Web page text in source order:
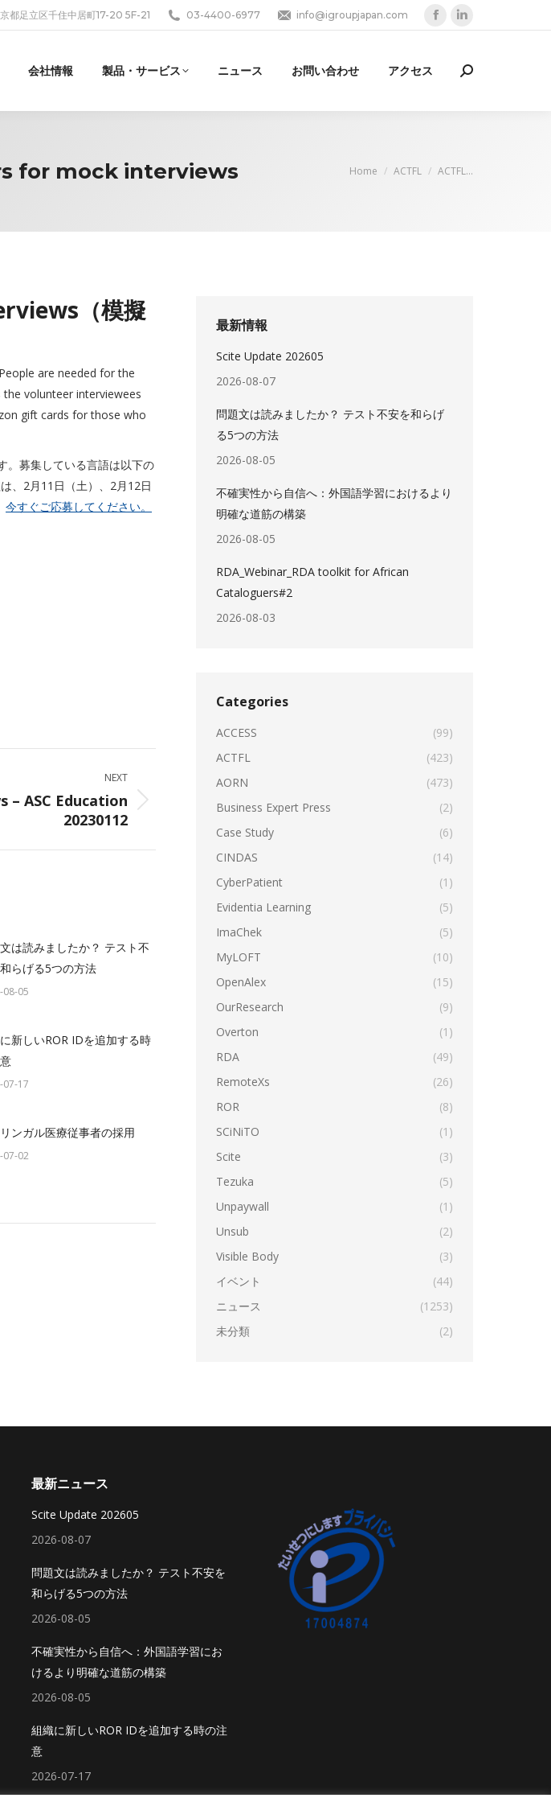
都足立区千住中居町17-20 5F-21 03-4400-6977 info@igroupjapan.com
opensopens
会社情報 製品・サービス ニュース お問い合わせ アクセス Search:
for mock interviews You are here:
Home ACTFL ACTFL…
（模擬
are needed for the
volunteer interviewees
gift cards for those who
。募集している言語は以下の
、2月11日（土）、2月12日
今すぐご応募してください。
NEXT
– ASC Education
20230112
は読みましたか？ テスト不
らげる5つの方法
08-05
新しいROR IDを追加する時
07-17
ンガル医療従事者の採用
07-02
最新情報
Scite Update 202605
2026-08-07
問題文は読みましたか？ テスト不安を和らげ
る5つの方法
2026-08-05
不確実性から自信へ：外国語学習におけるより
明確な道筋の構築
2026-08-05
RDA_Webinar_RDA toolkit for African
Cataloguers#2
2026-08-03
Categories
ACCESS
(99)
ACTFL
(423)
AORN
(473)
Business Expert Press
(2)
Case Study
(6)
CINDAS
(14)
CyberPatient
(1)
Evidentia Learning
(5)
ImaChek
(5)
MyLOFT
(10)
OpenAlex
(15)
OurResearch
(9)
Overton
(1)
RDA
(49)
RemoteXs
(26)
ROR
(8)
SCiNiTO
(1)
Scite
(3)
Tezuka
(5)
Unpaywall
(1)
Unsub
(2)
Visible Body
(3)
イベント
(44)
ニュース
(1253)
未分類
(2)
最新ニュース
Scite Update 202605
2026-08-07
問題文は読みましたか？ テスト不安を
和らげる5つの方法
2026-08-05
不確実性から自信へ：外国語学習にお
けるより明確な道筋の構築
2026-08-05
組織に新しいROR IDを追加する時の注
意
2026-07-17